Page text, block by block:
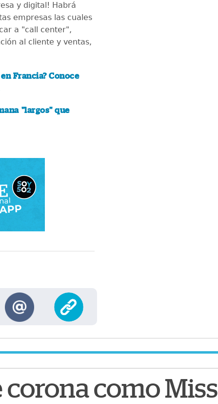
y digital! Habrá
empresas las cuales
a "call center",
al cliente y ventas,
Francia? Conoce
"largos" que
como Miss